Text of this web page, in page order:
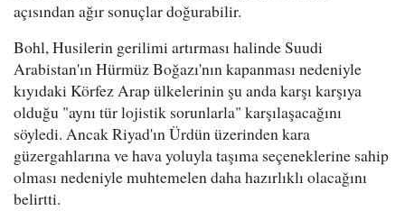
açısından ağır sonuçlar doğurabilir.
Bohl, Husilerin gerilimi artırması halinde Suudi
Arabistan'ın Hürmüz Boğazı'nın kapanması nedeniyle
kıyıdaki Körfez Arap ülkelerinin şu anda karşı karşıya
olduğu "aynı tür lojistik sorunlarla" karşılaşacağını
söyledi. Ancak Riyad'ın Ürdün üzerinden kara
güzergahlarına ve hava yoluyla taşıma seçeneklerine sahip
olması nedeniyle muhtemelen daha hazırlıklı olacağını
belirtti.